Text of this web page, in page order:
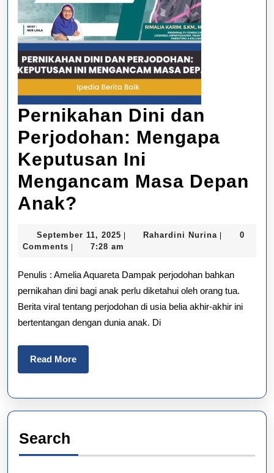
Pernikahan Dini dan
Perjodohan: Mengapa
Keputusan Ini
Mengancam Masa Depan
Anak?
dan
Perjodohan:
Mengapa
Keputusan
Ini
Masa
Depan
September 11, 2025 September
11,
Rahardini Nurina Rahardini
0
Comments
7:28 am
Penulis : Amelia Aquareta Dampak perjodohan bahkan
pernikahan dini bagi anak perlu diketahui oleh orang tua.
Berita viral tentang perjodohan di usia belia akhir-akhir ini
bertentangan dengan dunia anak. Di
Read MoreRead
More
Search